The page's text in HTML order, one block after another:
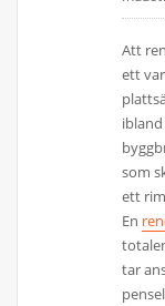
Att
ett
som
ett
En
tar